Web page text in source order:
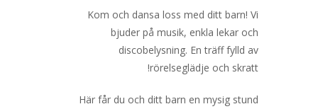
Kom och dansa loss med ditt barn! Vi
bjuder på musik, enkla lekar och
discobelysning. En träff fylld av
rörelseglädje och skratt!
Här får du och ditt barn en mysig stund